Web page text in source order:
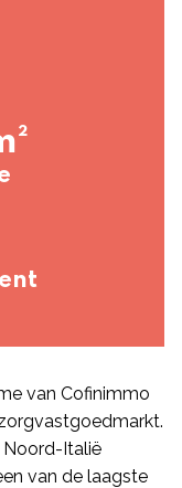
van Cofinimmo
Noord-Italië
van de laagste